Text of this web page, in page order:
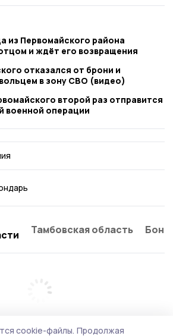
из Первомайского района
и ждёт его возвращения
отказался от брони и
в зону СВО (видео)
второй раз отправится
военной операции
Тамбовская область
cookie-файлы. Продолжая